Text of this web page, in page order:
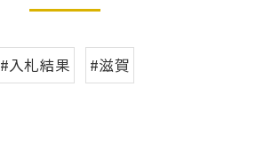
#入札結果 #滋賀